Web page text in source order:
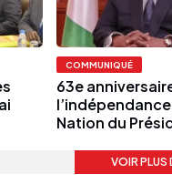
COMMUNIQUÉ
63e
Nation du
VOIR PLUS